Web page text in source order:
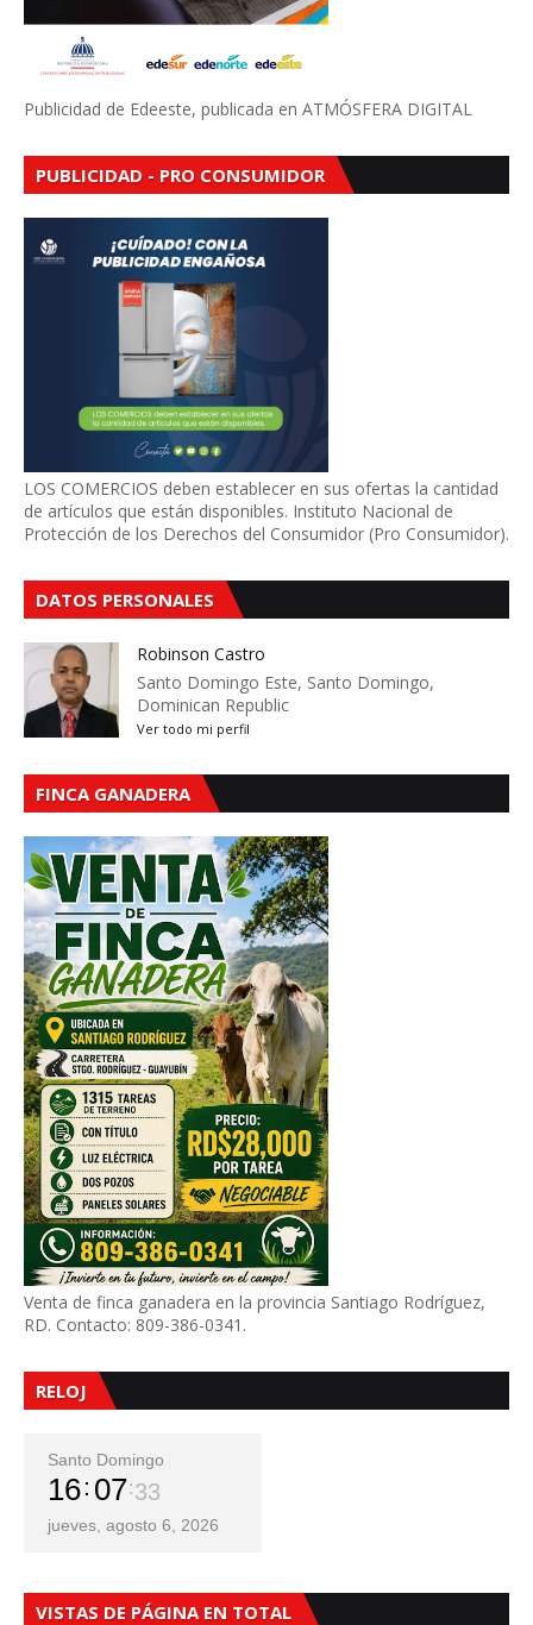
Publicidad de Edeeste, publicada en ATMÓSFERA DIGITAL
PUBLICIDAD - PRO CONSUMIDOR
LOS COMERCIOS deben establecer en sus ofertas la cantidad
de artículos que están disponibles. Instituto Nacional de
Protección de los Derechos del Consumidor (Pro Consumidor).
DATOS PERSONALES
Robinson Castro
Santo Domingo Este, Santo Domingo,
Dominican Republic
Ver todo mi perfil
FINCA GANADERA
Venta de finca ganadera en la provincia Santiago Rodríguez,
RD. Contacto: 809-386-0341.
RELOJ
Santo Domingo
16 07 34
jueves, agosto 6, 2026
VISTAS DE PÁGINA EN TOTAL